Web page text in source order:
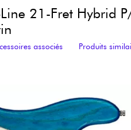
21-Fret Hybrid
associés Produits